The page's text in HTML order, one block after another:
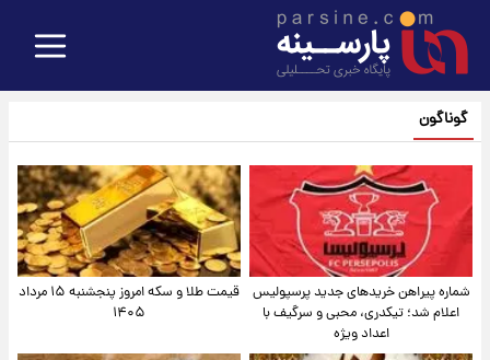
گوناگون
شماره پیراهن خریدهای جدید پرسپولیس
اعلام شد؛ تیکدری، محبی و سرگیف با
اعداد ویژه
قیمت طلا و سکه امروز پنجشنبه ۱۵ مرداد
۱۴۰۵